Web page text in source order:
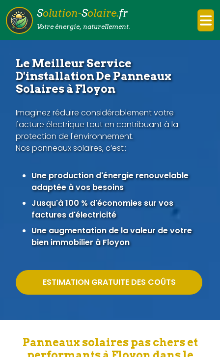
Solution-Solaire.fr
Votre énergie, naturellement.
Le Meilleur Service
D'installation De Panneaux
Solaires à Floyon
Imaginez réduire considérablement votre
facture électrique tout en contribuant à la
protection de l'environnement.
Nos panneaux solaires, c’est :
Une production d'énergie renouvelable
adaptée à vos besoins
Jusqu'à 100 % d'économies sur vos
factures d'électricité
Une augmentation de la valeur de votre
bien immobilier à Floyon
ESTIMATION GRATUITE DES COÛTS
Panneaux solaires pas chers et